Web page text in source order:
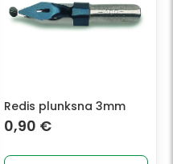
Redis plunksna 3mm
0,90 €